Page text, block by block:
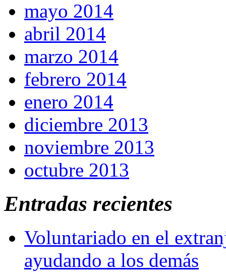
mayo 2014
abril 2014
marzo 2014
febrero 2014
enero 2014
diciembre 2013
noviembre 2013
octubre 2013
Entradas recientes
Voluntariado en el
ayudando a los demás